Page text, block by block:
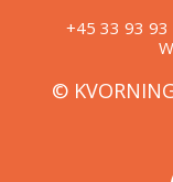
+45 33 93 93
©